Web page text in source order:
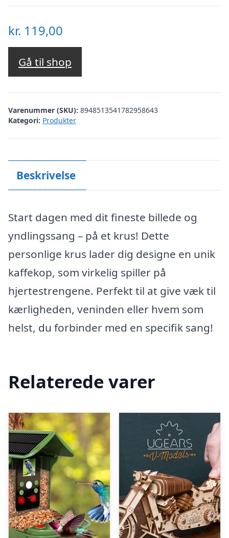
kr. 119,00
Gå til shop
Varenummer (SKU): 8948513541782958643
Kategori: Produkter
Beskrivelse
Start dagen med dit fineste billede og
yndlingssang – på et krus! Dette
personlige krus lader dig designe en unik
kaffekop, som virkelig spiller på
hjertestrengene. Perfekt til at give væk til
kærligheden, veninden eller hvem som
helst, du forbinder med en specifik sang!
Relaterede varer